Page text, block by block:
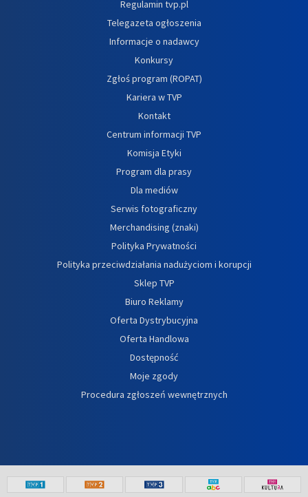
Regulamin tvp.pl
Telegazeta ogłoszenia
Informacje o nadawcy
Konkursy
Zgłoś program (ROPAT)
Kariera w TVP
Kontakt
Centrum informacji TVP
Komisja Etyki
Program dla prasy
Dla mediów
Serwis fotograficzny
Merchandising (znaki)
Polityka Prywatności
Polityka przeciwdziałania nadużyciom i korupcji
Sklep TVP
Biuro Reklamy
Oferta Dystrybucyjna
Oferta Handlowa
Dostępność
Moje zgody
Procedura zgłoszeń wewnętrznych